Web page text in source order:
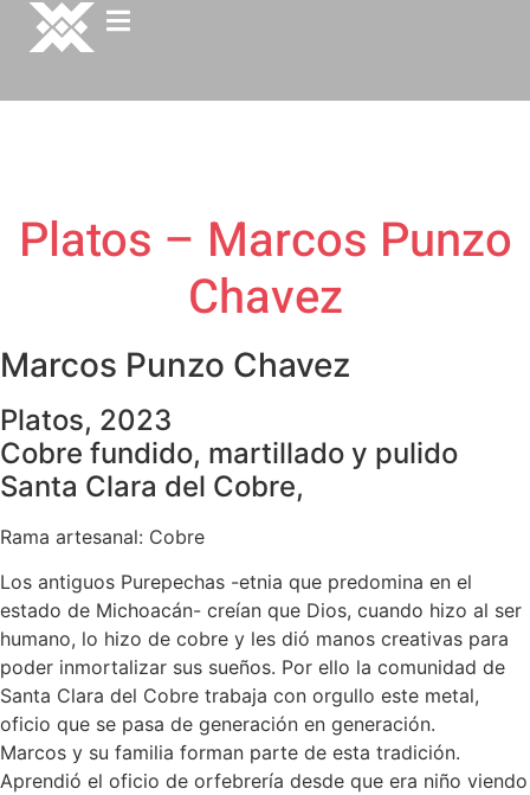
Platos – Marcos Punzo
Chavez
Marcos Punzo Chavez
Platos, 2023
Cobre fundido, martillado y pulido
Santa Clara del Cobre,
Rama artesanal: Cobre
Los antiguos Purepechas -etnia que predomina en el
estado de Michoacán- creían que Dios, cuando hizo al ser
humano, lo hizo de cobre y les dió manos creativas para
poder inmortalizar sus sueños. Por ello la comunidad de
Santa Clara del Cobre trabaja con orgullo este metal,
oficio que se pasa de generación en generación.
Marcos y su familia forman parte de esta tradición.
Aprendió el oficio de orfebrería desde que era niño viendo